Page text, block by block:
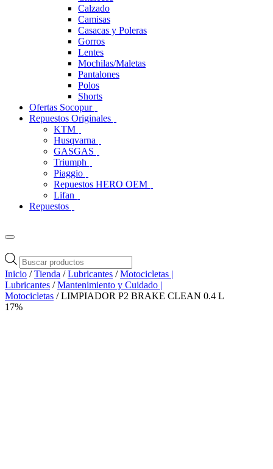
Calzado
Camisas
Casacas y Poleras
Gorros
Lentes
Mochilas/Maletas
Pantalones
Polos
Shorts
Ofertas Socopur
Repuestos Originales
KTM
Husqvarna
GASGAS
Triumph
Piaggio
Repuestos HERO OEM
Lifan
Repuestos
Búsqueda
de
productos
Inicio /Tienda /Lubricantes /Motocicletas |
Lubricantes /Mantenimiento y Cuidado |
Motocicletas / LIMPIADOR P2 BRAKE CLEAN 0.4 L
17%